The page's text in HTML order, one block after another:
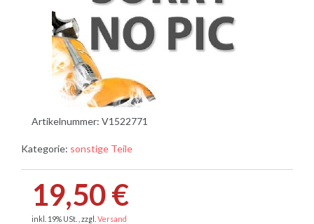
Artikelnummer: V1522771
Kategorie: sonstige Teile
19,50 €
inkl. 19% USt. , zzgl. Versand